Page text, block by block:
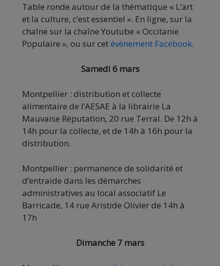
Table ronde autour de la thématique « L’art
et la culture, c’est essentiel ». En ligne, sur la
chaîne sur la chaîne Youtube « Occitanie
Populaire », ou sur cetévènement Facebook.
Samedi 6 mars
Montpellier : distribution et collecte
alimentaire de l’AESAE à la librairie La
Mauvaise Réputation, 20 rue Terral. De 12h à
14h pour la collecte, et de 14h à 16h pour la
distribution.
Montpellier : permanence de solidarité et
d’entraide dans les démarches
administratives au local associatif Le
Barricade, 14 rue Aristide Olivier de 14h à
17h
Dimanche 7 mars